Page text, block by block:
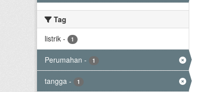
Tag
listrik - 1
Perumahan - 1
tangga - 1